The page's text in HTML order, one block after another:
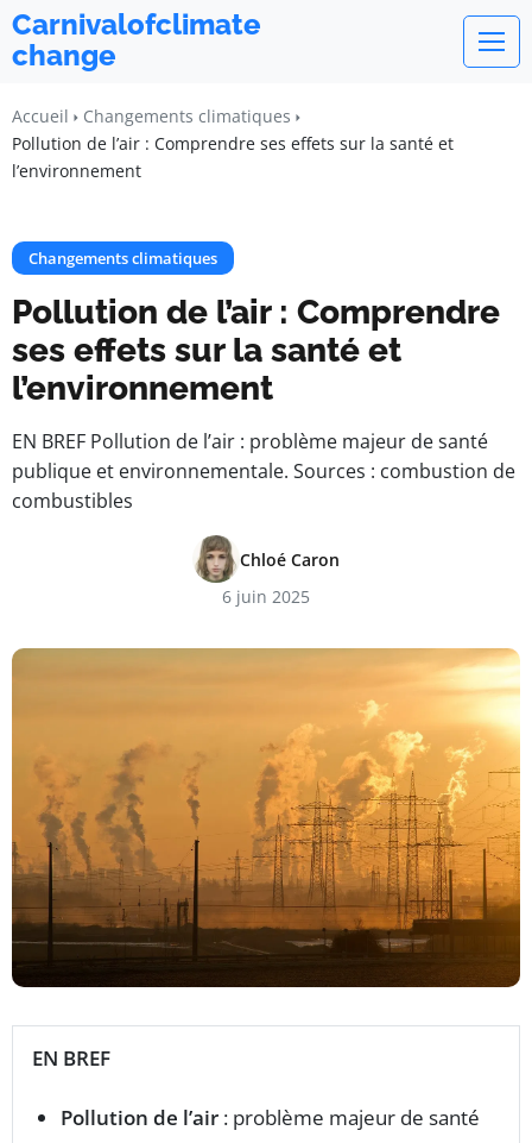
Carnivalofclimate
change
Accueil
Changements climatiques
Pollution de l’air : Comprendre ses effets sur la santé et
l’environnement
Changements climatiques
Pollution de l’air : Comprendre
ses effets sur la santé et
l’environnement
EN BREF Pollution de l’air : problème majeur de santé
publique et environnementale. Sources : combustion de
combustibles
Chloé Caron
6 juin 2025
EN BREF
Pollution de l’air : problème majeur de santé